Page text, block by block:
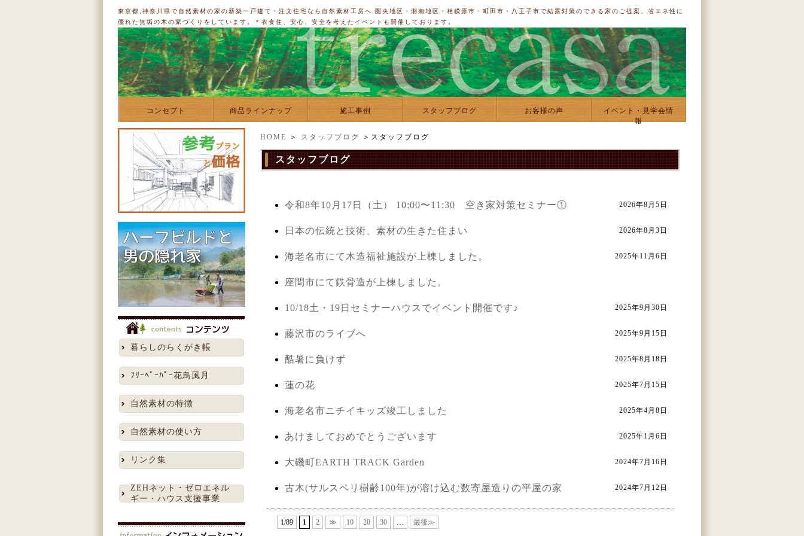
東京都,神奈川県で自然素材の家の新築一戸建て・注文住宅なら自然素材工房へ.圏央地区・湘南地区・相模原市・町田市・八王子市で結露対策のできる家のご提案、省エネ性に
優れた無垢の木の家づくりをしています。＊衣食住、安心、安全を考えたイベントも開催しております。
コンセプト 商品ラインナップ 施工事例 スタッフブログ お客様の声
イベント・見学会情
報
HOME
＞ スタッフブログ ＞スタッフブログ
スタッフブログ
2026年8月5日
令和8年10月17日（土） 10:00〜11:30 空き家対策セミナー①
2026年8月3日
日本の伝統と技術、素材の生きた住まい
2025年11月6日
海老名市にて木造福祉施設が上棟しました。
座間市にて鉄骨造が上棟しました。
2025年9月30日
10/18土・19日セミナーハウスでイベント開催です♪
2025年9月15日
藤沢市のライブへ
2025年8月18日
酷暑に負けず
2025年7月15日
蓮の花
2025年4月8日
海老名市ニチイキッズ竣工しました
2025年1月6日
あけましておめでとうございます
2024年7月16日
大磯町EARTH TRACK Garden
2024年7月12日
古木(サルスベリ樹齢100年)が溶け込む数寄屋造りの平屋の家
1/89 1 2 ≫ 10 20 30 … 最後≫
暮らしのらくがき帳
ﾌﾘｰﾍﾟｰﾊﾟｰ花鳥風月
自然素材の特徴
自然素材の使い方
リンク集
ZEHネット・ゼロエネル
ギー・ハウス支援事業